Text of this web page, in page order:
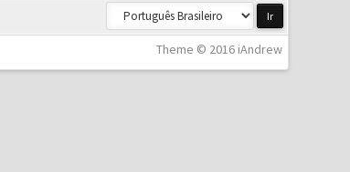
Theme © 2016 iAndrew